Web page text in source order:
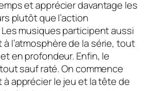
et apprécier davantage les
plutôt que l’action
musiques participent aussi
l’atmosphère de la série, tout
en profondeur. Enfin, le
sauf raté. On commence
apprécier le jeu et la tête de